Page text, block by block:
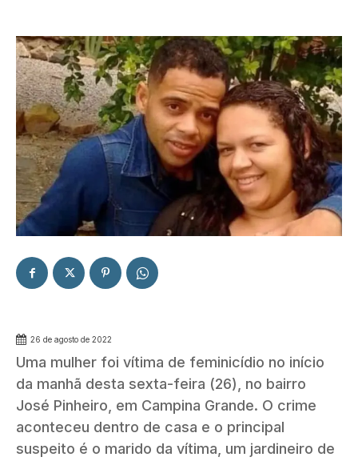
26 de agosto de 2022
Uma mulher foi vítima de feminicídio no início
da manhã desta sexta-feira (26), no bairro
José Pinheiro, em Campina Grande. O crime
aconteceu dentro de casa e o principal
suspeito é o marido da vítima, um jardineiro de